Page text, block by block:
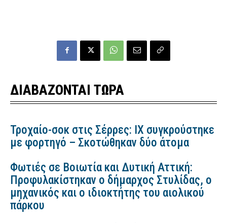
ΔΙΑΒΑΖΟΝΤΑΙ ΤΩΡΑ
Τροχαίο-σοκ στις Σέρρες: ΙΧ συγκρούστηκε
με φορτηγό – Σκοτώθηκαν δύο άτομα
Φωτιές σε Βοιωτία και Δυτική Αττική:
Προφυλακίστηκαν ο δήμαρχος Στυλίδας, ο
μηχανικός και ο ιδιοκτήτης του αιολικού
πάρκου